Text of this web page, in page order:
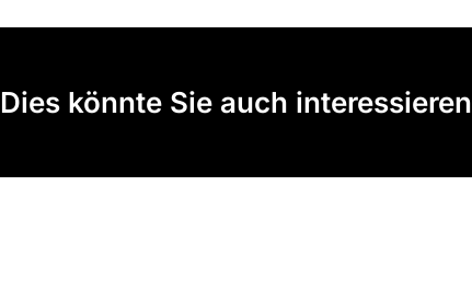
Dies könnte Sie auch interessieren